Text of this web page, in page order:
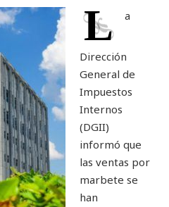
L a
Dirección
General de
Impuestos
Internos
(DGII)
informó que
las ventas por
marbete se
han